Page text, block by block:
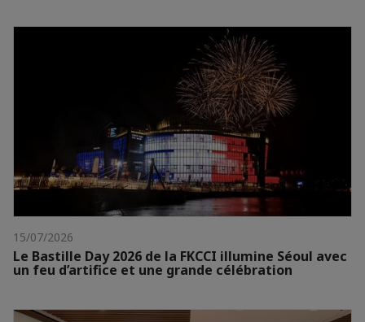
15/07/2026
Le Bastille Day 2026 de la FKCCI illumine Séoul avec
un feu d’artifice et une grande célébration